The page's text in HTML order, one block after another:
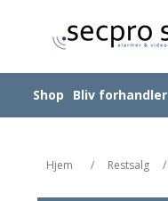
Shop Bliv forhandler
Hjem / Restsalg /